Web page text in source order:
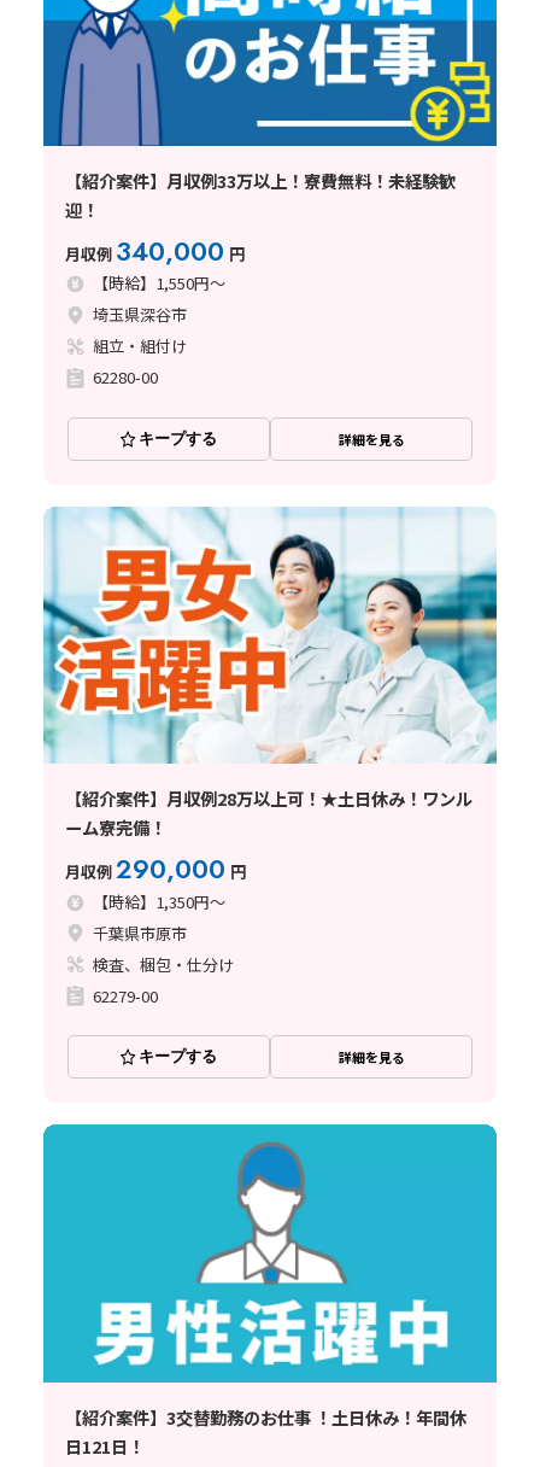
【紹介案件】月収例33万以上！寮費無料！未経験歓
迎！
月収例 340,000 円
【時給】1,550円～
埼玉県深谷市
組立・組付け
62280-00
キープする 詳細を見る
【紹介案件】月収例28万以上可！★土日休み！ワンル
ーム寮完備！
月収例290,000 円
【時給】1,350円～
千葉県市原市
検査、梱包・仕分け
62279-00
キープする 詳細を見る
【紹介案件】3交替勤務のお仕事 ！土日休み！年間休
日121日！